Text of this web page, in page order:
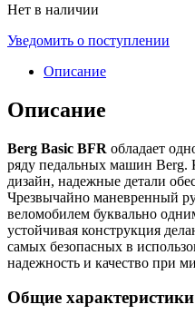
Нет в наличии
Уведомить о поступлении
Описание
Описание
Berg Basic BFR обладает
ряду педальных машин Berg.
дизайн, надежные детали
Чрезвычайно маневренный
веломобилем буквально
устойчивая конструкция
самых безопасных в
надежность и качество при
Общие характеристики